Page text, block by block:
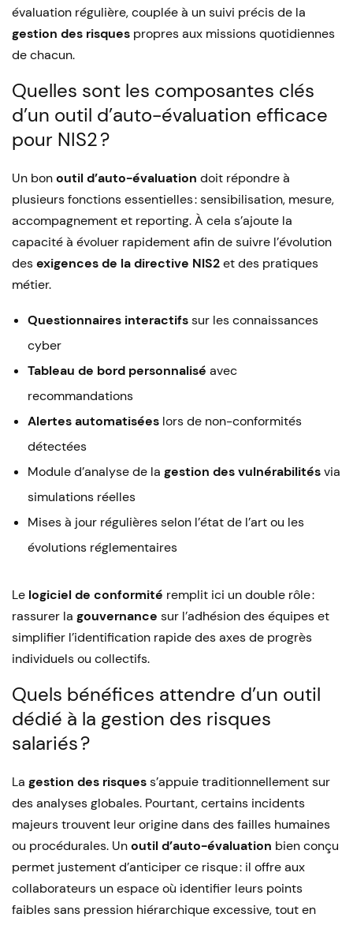
évaluation régulière, couplée à un suivi précis de la
gestion des risques propres aux missions quotidiennes
de chacun.
Quelles sont les composantes clés
d’un outil d’auto-évaluation efficace
pour NIS2 ?
Un bonoutil d’auto-évaluation doit répondre à
plusieurs fonctions essentielles : sensibilisation, mesure,
accompagnement et reporting. À cela s’ajoute la
capacité à évoluer rapidement afin de suivre l’évolution
desexigences de la directive NIS2et des pratiques
métier.
Questionnaires interactifssur les connaissances
cyber
Tableau de bord personnalisé avec
recommandations
Alertes automatisées lors de non-conformités
détectées
Module d’analyse de la gestion des vulnérabilitésvia
simulations réelles
Mises à jour régulières selon l’état de l’art ou les
évolutions réglementaires
Le logiciel de conformité remplit ici un double rôle :
rassurer la gouvernance sur l’adhésion des équipes et
simplifier l’identification rapide des axes de progrès
individuels ou collectifs.
Quels bénéfices attendre d’un outil
dédié à la gestion des risques
salariés ?
La gestion des risquess’appuie traditionnellement sur
des analyses globales. Pourtant, certains incidents
majeurs trouvent leur origine dans des failles humaines
ou procédurales. Unoutil d’auto-évaluation bien conçu
permet justement d’anticiper ce risque : il offre aux
collaborateurs un espace où identifier leurs points
faibles sans pression hiérarchique excessive, tout en